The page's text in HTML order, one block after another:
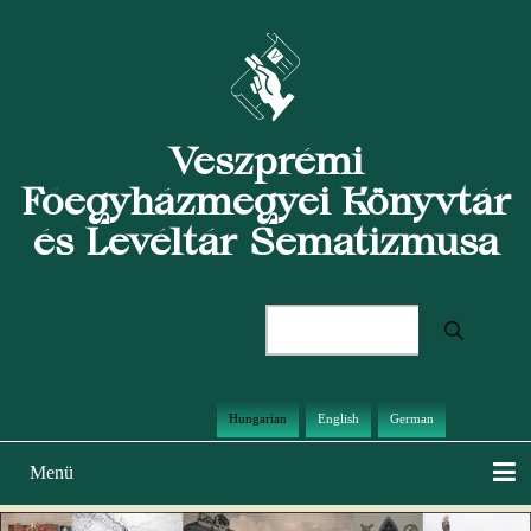
Veszprémi
Főegyházmegyei Könyvtár
és Levéltár Sematizmusa
Hungarian English German
Main
Menü